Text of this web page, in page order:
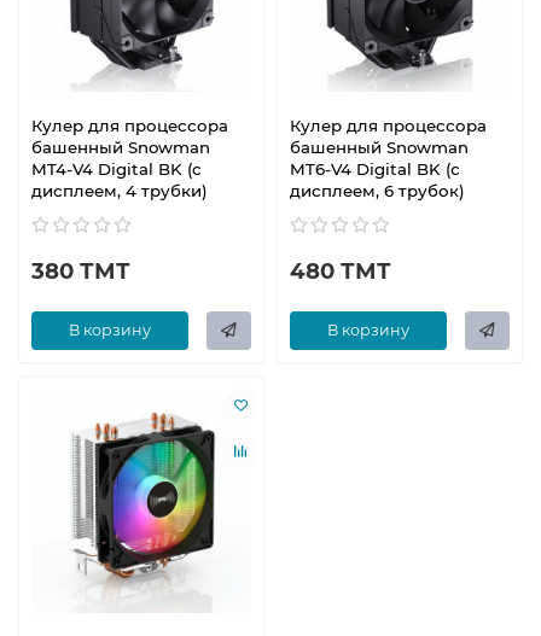
Кулер для процессора
башенный Snowman
MT4-V4 Digital BK (с
дисплеем, 4 трубки)
380 ТМТ
В корзину
Кулер для процессора
башенный Snowman
MT6-V4 Digital BK (с
дисплеем, 6 трубок)
480 ТМТ
В корзину